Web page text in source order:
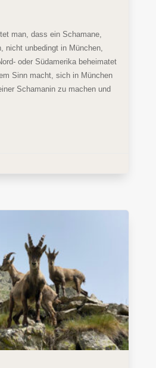
man, dass ein Schamane,
nicht unbedingt in München,
oder Südamerika beheimatet
Sinn macht, sich in München
Schamanin zu machen und